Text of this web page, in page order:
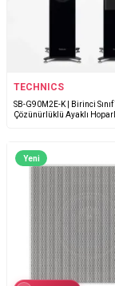
TECHNICS
SB-G90M2E-K | Birinci Sınıf
Çözünürlüklü Ayaklı
Yeni